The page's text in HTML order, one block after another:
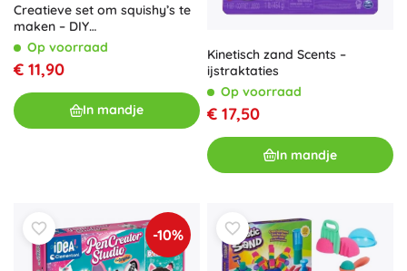
Creatieve set om squishy’s te
maken – DIY
ontbijtetenswaren
Op voorraad
€ 11,90
In mandje
Kinetisch zand Scents –
ijstraktaties
Op voorraad
€ 17,50
In mandje
-10%